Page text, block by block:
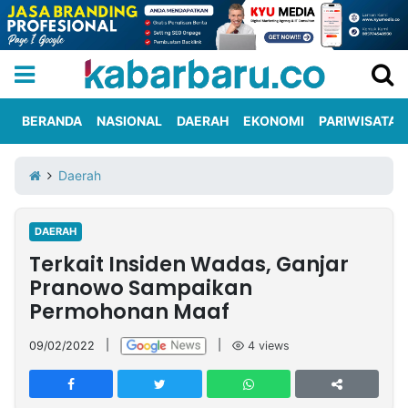
Iklan
Berita
Kami
Nasional
International
Olahraga
Entertainment
Daerah
Pariwisata
Kuliner
Kolom
Network
PT
TREETAN
BERANDA NASIONAL DAERAH EKONOMI PARIWISATA
Daerah
DAERAH
Terkait Insiden Wadas, Ganjar
Pranowo Sampaikan
Permohonan Maaf
09/02/2022 4 views